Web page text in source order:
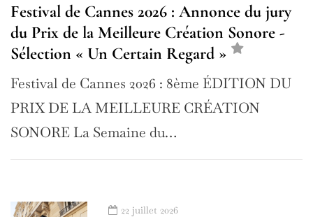
Festival de Cannes 2026 : Annonce du jury
du Prix de la Meilleure Création Sonore -
Sélection « Un Certain Regard »
Festival de Cannes 2026 : 8ème ÉDITION DU
PRIX DE LA MEILLEURE CRÉATION
SONORE La Semaine du…
22 juillet 2026